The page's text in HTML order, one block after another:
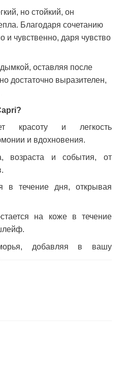
но стойкий, он
Благодаря сочетанию
и чувственно, даря чувство
оставляя после
достаточно выразителен,
красоту и легкость
и вдохновения.
возраста и события, от
в течение дня, открывая
на коже в течение
добавляя в вашу